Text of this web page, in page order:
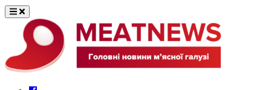
Перейти
вмісту